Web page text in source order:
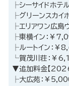
├シーサイドホテ
├グリーンスカイ
├エリアワン広島
├東横イン：￥
├ルートイン：￥
└賀茂川荘：￥
▼追加料金【
├大広苑：￥